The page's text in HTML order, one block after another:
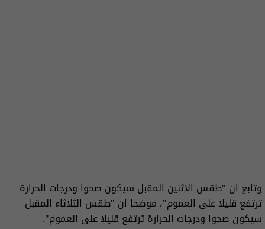
وتابع ان "طقس الاثنين المقبل سيكون صحوا ودرجات الحرارة
ترتفع قليلا على العموم"، موضحا ان "طقس الثلاثاء المقبل
سيكون صحوا ودرجات الحرارة ترتفع قليلا على العموم".